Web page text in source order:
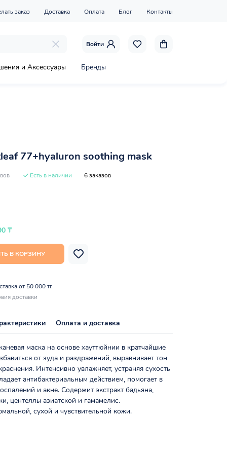
заказ Доставка Оплата Блог Контакты
Войти
и Аксессуары Бренды
77+hyaluron soothing mask
Есть в наличии 6 заказов
₸
В КОРЗИНУ
от 50 000 тг.
доставки
Оплата и доставка
маска на основе хауттюйнии в кратчайшие
от зуда и раздражений, выравнивает тон
Интенсивно увлажняет, устраняя сухость
антибактериальным действием, помогает в
и акне. Содержит экстракт бадьяна,
центеллы азиатской и гамамелис.
сухой и чувствительной кожи.